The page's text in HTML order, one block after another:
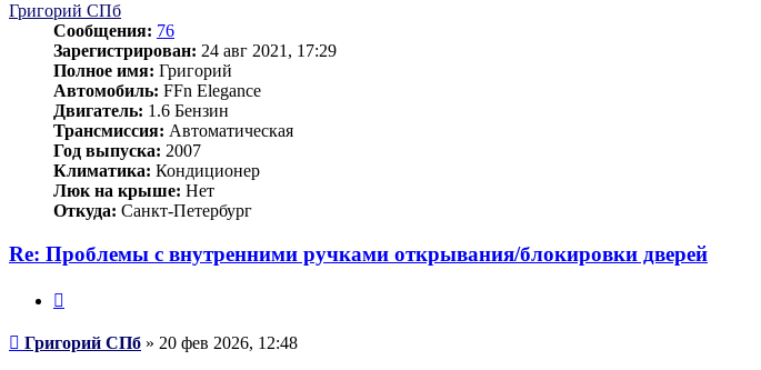
Григорий СПб
Сообщения: 76
Зарегистрирован: 24 авг 2021, 17:29
Полное имя: Григорий
Автомобиль: FFn Elegance
Двигатель: 1.6 Бензин
Трансмиссия: Автоматическая
Год выпуска: 2007
Климатика: Кондиционер
Люк на крыше: Нет
Откуда: Санкт-Петербург
Re: Проблемы с внутренними ручками открывания/блокировки дверей
Сообщение
Григорий СПб » 20 фев 2026, 12:48